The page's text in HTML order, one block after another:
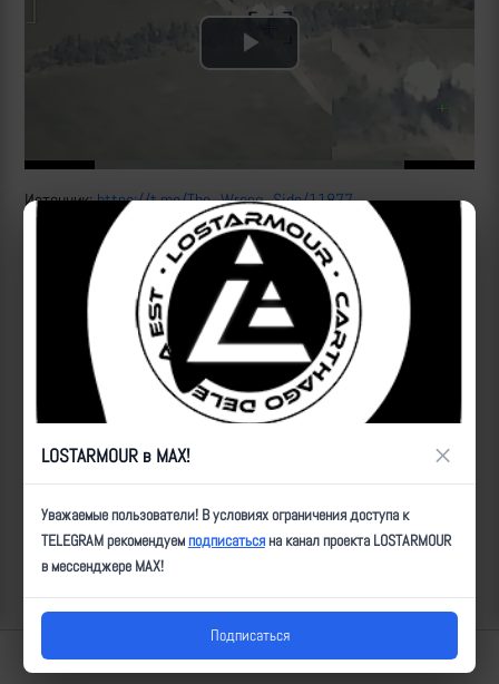
Play
Источник:https://t.me/The_Wrong_Side/11877
5052 | Автор: Артем | Дата:2023-08-25 | Просмотров: 993
Популярные за сегодня видео
Lostarmour | Carthago Delenda Est | 2014-2026
LOSTARMOUR в MAX! ×
Уважаемые пользователи! В условиях ограничения доступа к
TELEGRAM рекомендуемподписатьсяна канал проекта LOSTARMOUR
в мессенджере MAX!
Подписаться